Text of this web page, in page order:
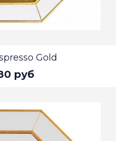
Gold
руб